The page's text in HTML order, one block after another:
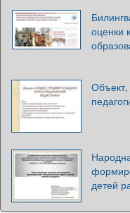
оценки
Объект,
детей